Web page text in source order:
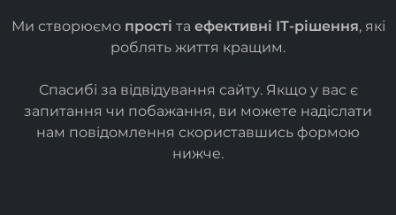
Ми створюємо прості та ефективні ІТ-рішення, які
роблять життя кращим.
Спасибі за відвідування сайту. Якщо у вас є
запитання чи побажання, ви можете надіслати
нам повідомлення скориставшись формою
нижче.